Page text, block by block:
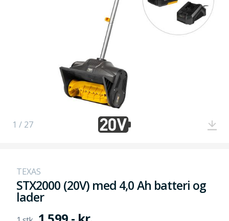
1 / 27
TEXAS
STX2000 (20V) med 4,0 Ah batteri og
lader